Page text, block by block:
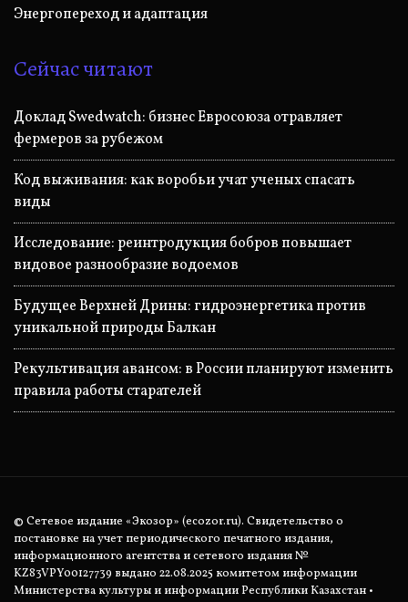
Энергопереход и адаптация
Сейчас читают
Доклад Swedwatch: бизнес Евросоюза отравляет
фермеров за рубежом
Код выживания: как воробьи учат ученых спасать
виды
Исследование: реинтродукция бобров повышает
видовое разнообразие водоемов
Будущее Верхней Дрины: гидроэнергетика против
уникальной природы Балкан
Рекультивация авансом: в России планируют изменить
правила работы старателей
© Сетевое издание «Экозор» (ecozor.ru). Свидетельство о
постановке на учет периодического печатного издания,
информационного агентства и сетевого издания №
KZ83VPY00127739 выдано 22.08.2025 комитетом информации
Министерства культуры и информации Республики Казахстан •